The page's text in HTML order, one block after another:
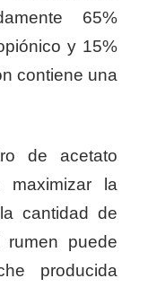
65%
y 15%
contiene una
de acetato
maximizar la
cantidad de
rumen puede
producida